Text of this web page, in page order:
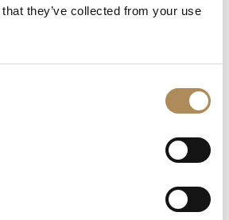
they’ve collected from your use
który sprawdzi się zarówno w
a bespoke piece or request
offered by LUXOS Arts authentic